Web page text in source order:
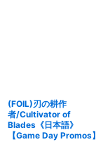
(FOIL)刃の耕作
者/Cultivator of
Blades《日本語》
【Game Day Promos】